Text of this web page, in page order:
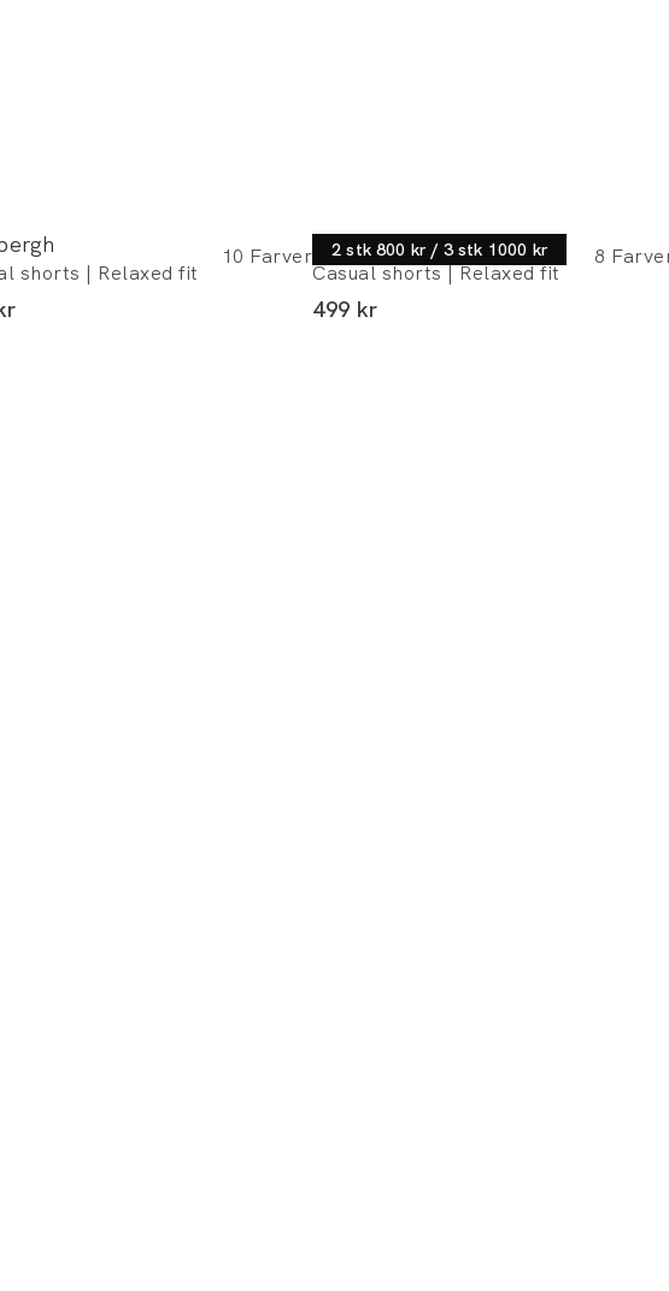
shorts | Relaxed fit
10 Farver
rabat)
2 stk 800 kr / 3 stk 1000 kr
Lindbergh
Casual shorts | Relaxed fit
8
I alt (inkl. rabat)
499 kr